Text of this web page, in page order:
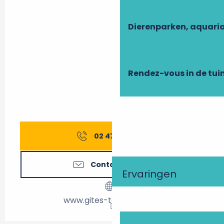
Dierenparken,
Rendez-vous in de
Ervaringen
02 47 27 56
Contacteer ons
www.gites-touraine.com